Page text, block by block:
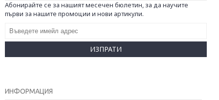
Абонирайте се за нашият месечен бюлетин, за да научите
първи за нашите промоции и нови артикули.
ИЗПРАТИ
ИНФОРМАЦИЯ